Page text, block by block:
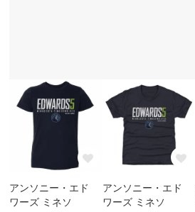
アンソニー・エド
ワーズ ミネソ
アンソニー・エド
ワーズ ミネソ